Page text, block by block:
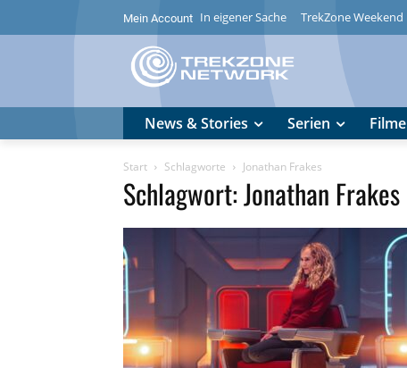
Mein Account In eigener Sache TrekZone Weekend
News & Stories Serien Filme
Start Schlagworte Jonathan Frakes
Schlagwort: Jonathan Frakes